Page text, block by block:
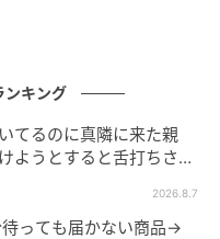
・出産・育児の情報サイト
食レシピまで。月間利用者1
作品をもっとみる
ンキング
てるのに真隣に来た親
ようとすると舌打ちさ
2026.8.7
っても届かない商品→